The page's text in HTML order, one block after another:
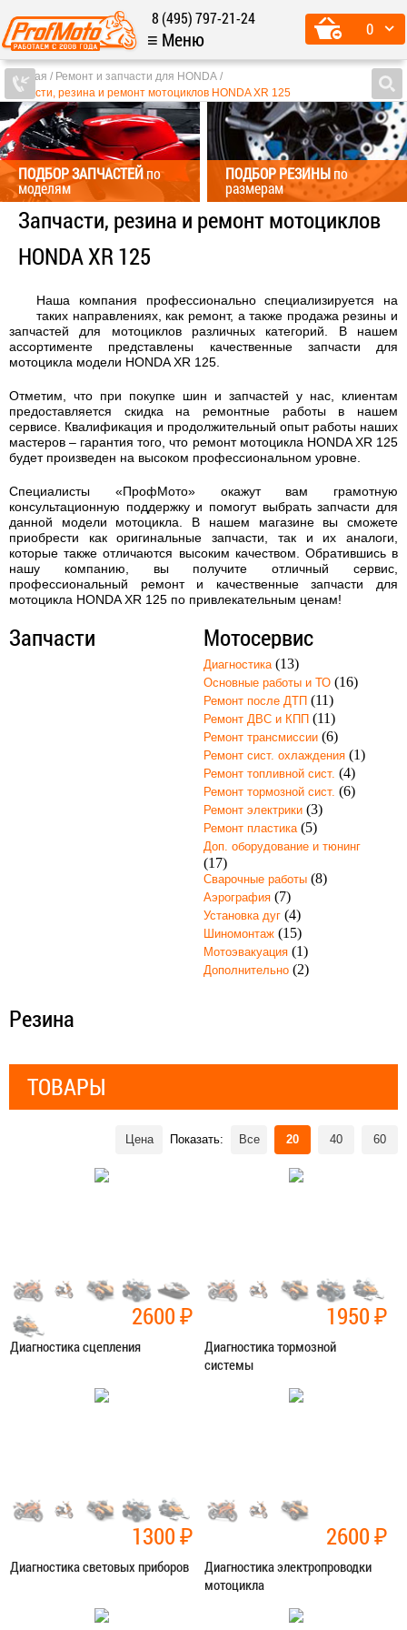
8 (495) 797-21-24
0
≡ Меню
Главная
Ремонт и запчасти для HONDA
Запчасти, резина и ремонт мотоциклов HONDA XR 125
ПОДБОР ЗАПЧАСТЕЙпо
моделям
ПОДБОР РЕЗИНЫпо
размерам
Запчасти, резина и ремонт мотоциклов
HONDA XR 125
Наша компания профессионально специализируется на
таких направлениях, как ремонт, а также продажа резины и
запчастей для мотоциклов различных категорий. В нашем
ассортименте представлены качественные запчасти для
мотоцикла модели HONDA XR 125.
Отметим, что при покупке шин и запчастей у нас, клиентам
предоставляется скидка на ремонтные работы в нашем
сервисе. Квалификация и продолжительный опыт работы наших
мастеров – гарантия того, что ремонт мотоцикла HONDA XR 125
будет произведен на высоком профессиональном уровне.
Специалисты «ПрофМото» окажут вам грамотную
консультационную поддержку и помогут выбрать запчасти для
данной модели мотоцикла. В нашем магазине вы сможете
приобрести как оригинальные запчасти, так и их аналоги,
которые также отличаются высоким качеством. Обратившись в
нашу компанию, вы получите отличный сервис,
профессиональный ремонт и качественные запчасти для
мотоцикла HONDA XR 125 по привлекательным ценам!
Запчасти Мотосервис
Диагностика(13)
Основные работы и ТО(16)
Ремонт после ДТП(11)
Ремонт ДВС и КПП(11)
Ремонт трансмиссии(6)
Ремонт сист. охлаждения(1)
Ремонт топливной сист. (4)
Ремонт тормозной сист. (6)
Ремонт электрики(3)
Ремонт пластика(5)
Доп. оборудование и тюнинг
(17)
Сварочные работы(8)
Аэрография(7)
Установка дуг(4)
Шиномонтаж(15)
Мотоэвакуация(1)
Дополнительно(2)
Резина
ТОВАРЫ
Показать: Все 20 40 60
Цена
2600₽
Диагностика сцепления
Диагностика
1950₽
Диагностика тормозной
системы
Диагностика
1300₽
Диагностика световых приборов
Диагностика
2600₽
Диагностика электропроводки
мотоцикла
Диагностика